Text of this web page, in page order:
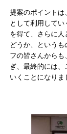
提案のポイント
として利用して
を得て、さらに
どうか、という
フの皆さんから
ぎ、最終的には
いくことになりま